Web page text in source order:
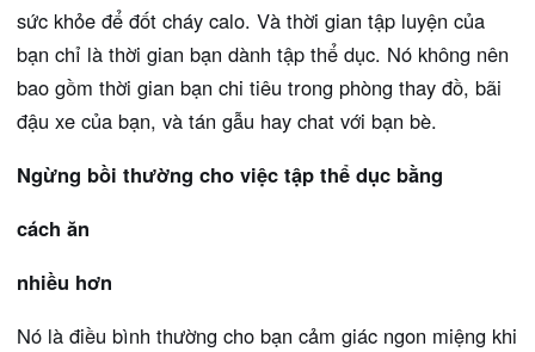
sức khỏe để đốt cháy calo. Và thời gian tập luyện của
bạn chỉ là thời gian bạn dành tập thể dục. Nó không nên
bao gồm thời gian bạn chi tiêu trong phòng thay đồ, bãi
đậu xe của bạn, và tán gẫu hay chat với bạn bè.
Ngừng bồi thường cho việc tập thể dục bằng
cách ăn
nhiều hơn
Nó là điều bình thường cho bạn cảm giác ngon miệng khi